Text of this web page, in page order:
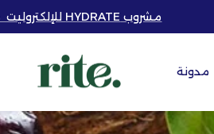
مشروب HYDRATE للإلكتروليت 💧
مدونة